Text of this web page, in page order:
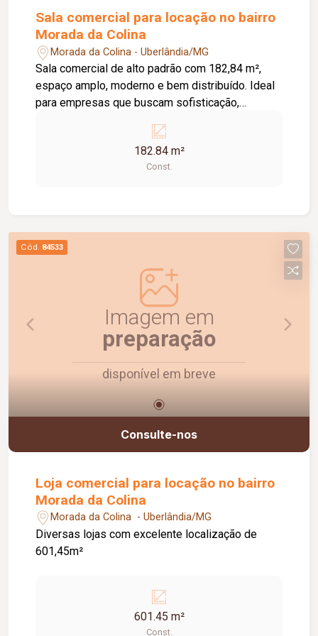
Sala comercial para locação no bairro
Morada da Colina
Morada da Colina - Uberlândia/MG
Sala comercial de alto padrão com 182,84 m²,
espaço amplo, moderno e bem distribuído. Ideal
para empresas que buscam sofisticação,
atender seus clientes. Excelente oportunidade
para instalação de negócios de alto nível.
182.84 m²
Const.
Cód. 84533
Imagem em
preparação
disponível em breve
Consulte-nos
Loja comercial para locação no bairro
Morada da Colina
Morada da Colina - Uberlândia/MG
Diversas lojas com excelente localização de
601,45m²
601.45 m²
Const.